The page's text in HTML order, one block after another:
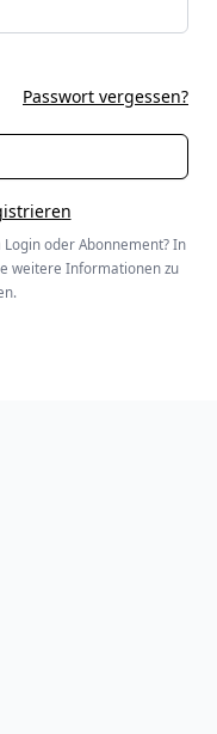
Passwort vergessen?
oder Abonnement? In
weitere Informationen zu